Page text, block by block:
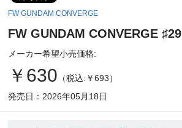
FW GUNDAM CONVERGE
FW GUNDAM CONVERGE ♯29
メーカー希望小売価格:
￥630 （税込:￥693）
発売日：2026年05月18日